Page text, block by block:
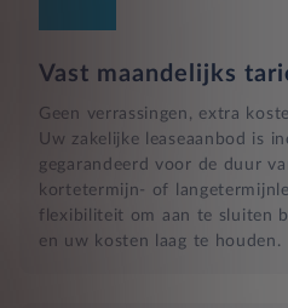
Vast maandelijks
Geen verrassingen, extra
Uw zakelijke leaseaanbod is
gegarandeerd voor de duur
kortetermijn- of
flexibiliteit om aan te sluiten
en uw kosten laag te houden.